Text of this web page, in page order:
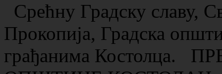
Срећну Градску славу,
Прокопија, Градска
грађанима Костолца.